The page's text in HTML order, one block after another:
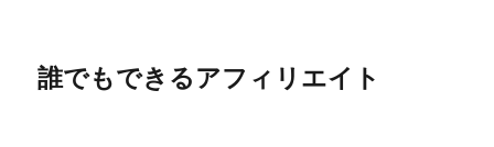
誰でもできるアフィリエイト